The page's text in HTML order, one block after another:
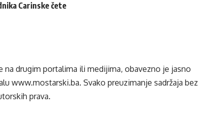
Carinske čete
drugim portalima ili medijima, obavezno je jasno
www.mostarski.ba. Svako preuzimanje sadržaja bez
prava.